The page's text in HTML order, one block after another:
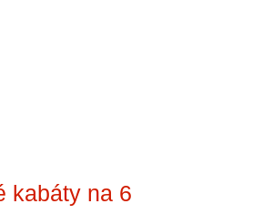
kabáty na 6